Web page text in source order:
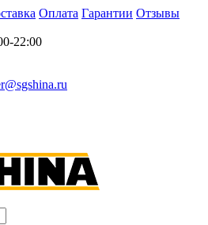
Оплата Гарантии Отзывы
22:00